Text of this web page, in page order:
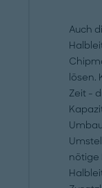
Auch
lösen.
Zeit -
nötige